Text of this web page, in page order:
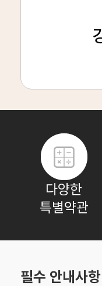
다양한
특별약관
필수 안내사항